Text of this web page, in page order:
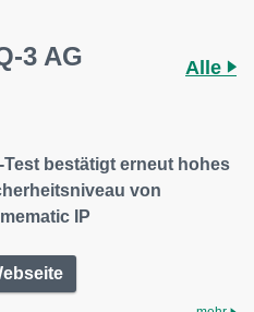
3 AG Alle
Test bestätigt erneut hohes
von
IP